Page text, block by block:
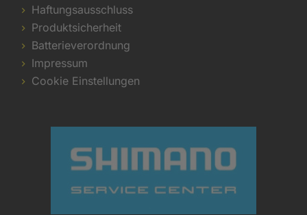
Haftungsausschluss
Produktsicherheit
Batterieverordnung
Impressum
Cookie Einstellungen